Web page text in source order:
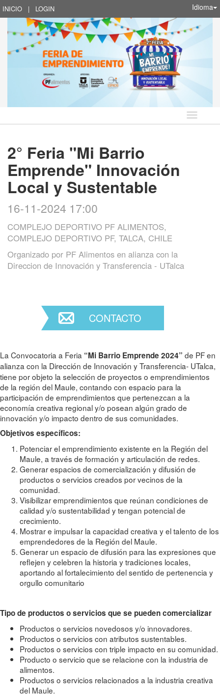
INICIO | LOGIN Idioma
Idioma
2° Feria "Mi Barrio
Emprende" Innovación
Local y Sustentable
16-11-2024 17:00
COMPLEJO DEPORTIVO PF ALIMENTOS,
COMPLEJO DEPORTIVO PF, TALCA, CHILE
Organizado por PF Alimentos en alianza con la
Direccion de Innovación y Transferencia - UTalca
CONTACTO
La Convocatoria a Feria “Mi Barrio Emprende 2024” de PF en
alianza con la Dirección de Innovación y Transferencia- UTalca,
tiene por objeto la selección de proyectos o emprendimientos
de la región del Maule, contando con espacio para la
participación de emprendimientos que pertenezcan a la
economía creativa regional y/o posean algún grado de
innovación y/o impacto dentro de sus comunidades.
Objetivos específicos:
Potenciar el emprendimiento existente en la Región del
Maule, a través de formación y articulación de redes.
Generar espacios de comercialización y difusión de
productos o servicios creados por vecinos de la
comunidad.
Visibilizar emprendimientos que reúnan condiciones de
calidad y/o sustentabilidad y tengan potencial de
crecimiento.
Mostrar e impulsar la capacidad creativa y el talento de los
emprendedores de la Región del Maule.
Generar un espacio de difusión para las expresiones que
reflejen y celebren la historia y tradiciones locales,
aportando al fortalecimiento del sentido de pertenencia y
orgullo comunitario
Tipo de productos o servicios que se pueden comercializar
Productos o servicios novedosos y/o innovadores.
Productos o servicios con atributos sustentables.
Productos o servicios con triple impacto en su comunidad.
Producto o servicio que se relacione con la industria de
alimentos.
Productos o servicios relacionados a la industria creativa
del Maule.